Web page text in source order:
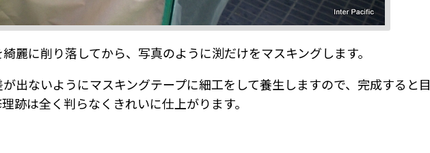
麗に削り落してから、写真のように渕だけをマスキングします。
出ないようにマスキングテープに細工をして養生しますので、完成すると目
跡は全く判らなくきれいに仕上がります。